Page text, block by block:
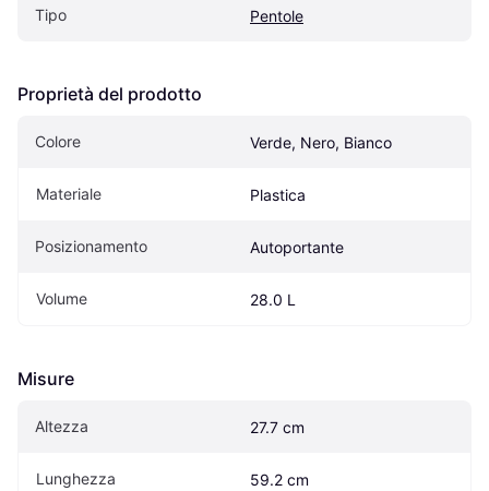
Tipo Pentole
Proprietà del prodotto
Colore Verde, Nero, Bianco
Materiale Plastica
Posizionamento Autoportante
Volume 28.0 L
Misure
Altezza 27.7 cm
Lunghezza 59.2 cm